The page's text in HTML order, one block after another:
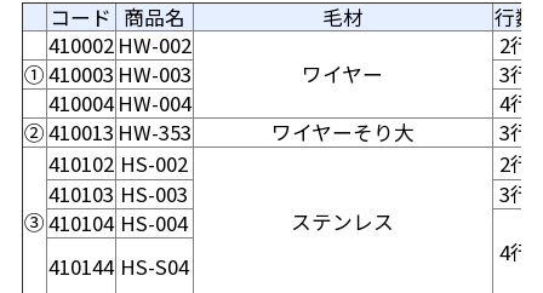
コード 商品名 毛材 行数
410002 HW-002
ワイヤー
2行
①410003 HW-003 3行
410004 HW-004 4行
②410013 HW-353 ワイヤーそり大 3行
③
410102 HS-002
ステンレス
2行
410103 HS-003 3行
410104 HS-004
4行
410144 HS-S04